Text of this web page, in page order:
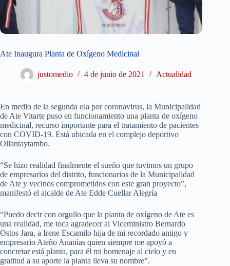
Ate Inaugura Planta de Oxígeno Medicinal
justomedio 4 de junio de 2021 Actualidad
En medio de la segunda ola por coronavirus, la Municipalidad
de Ate Vitarte puso en funcionamiento una planta de oxígeno
medicinal, recurso importante para el tratamiento de pacientes
con COVID-19. Está ubicada en el complejo deportivo
Ollantaytambo.
“Se hizo realidad finalmente el sueño que tuvimos un grupo
de empresarios del distrito, funcionarios de la Municipalidad
de Ate y vecinos comprometidos con este gran proyecto”,
manifestó el alcalde de Ate Edde Cuellar Alegría
“Puedo decir con orgullo que la planta de oxígeno de Ate es
una realidad, me toca agradecer al Viceministro Bernardo
Ostos Jara, a Irene Escamilo hija de mi recordado amigo y
empresario Ateño Ananías quien siempre me apoyó a
concretar está planta, para él mi homenaje al cielo y en
gratitud a su aporte la planta lleva su nombre”.